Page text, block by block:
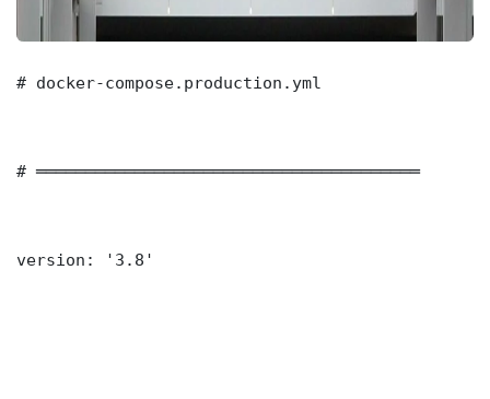
# docker-compose.production.yml
# ═══════════════════════════════════════
version: '3.8'